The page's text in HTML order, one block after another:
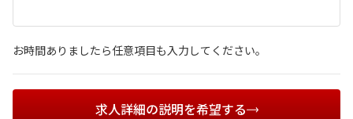
お時間ありましたら任意項目も入力してください。
求人詳細の説明を希望する